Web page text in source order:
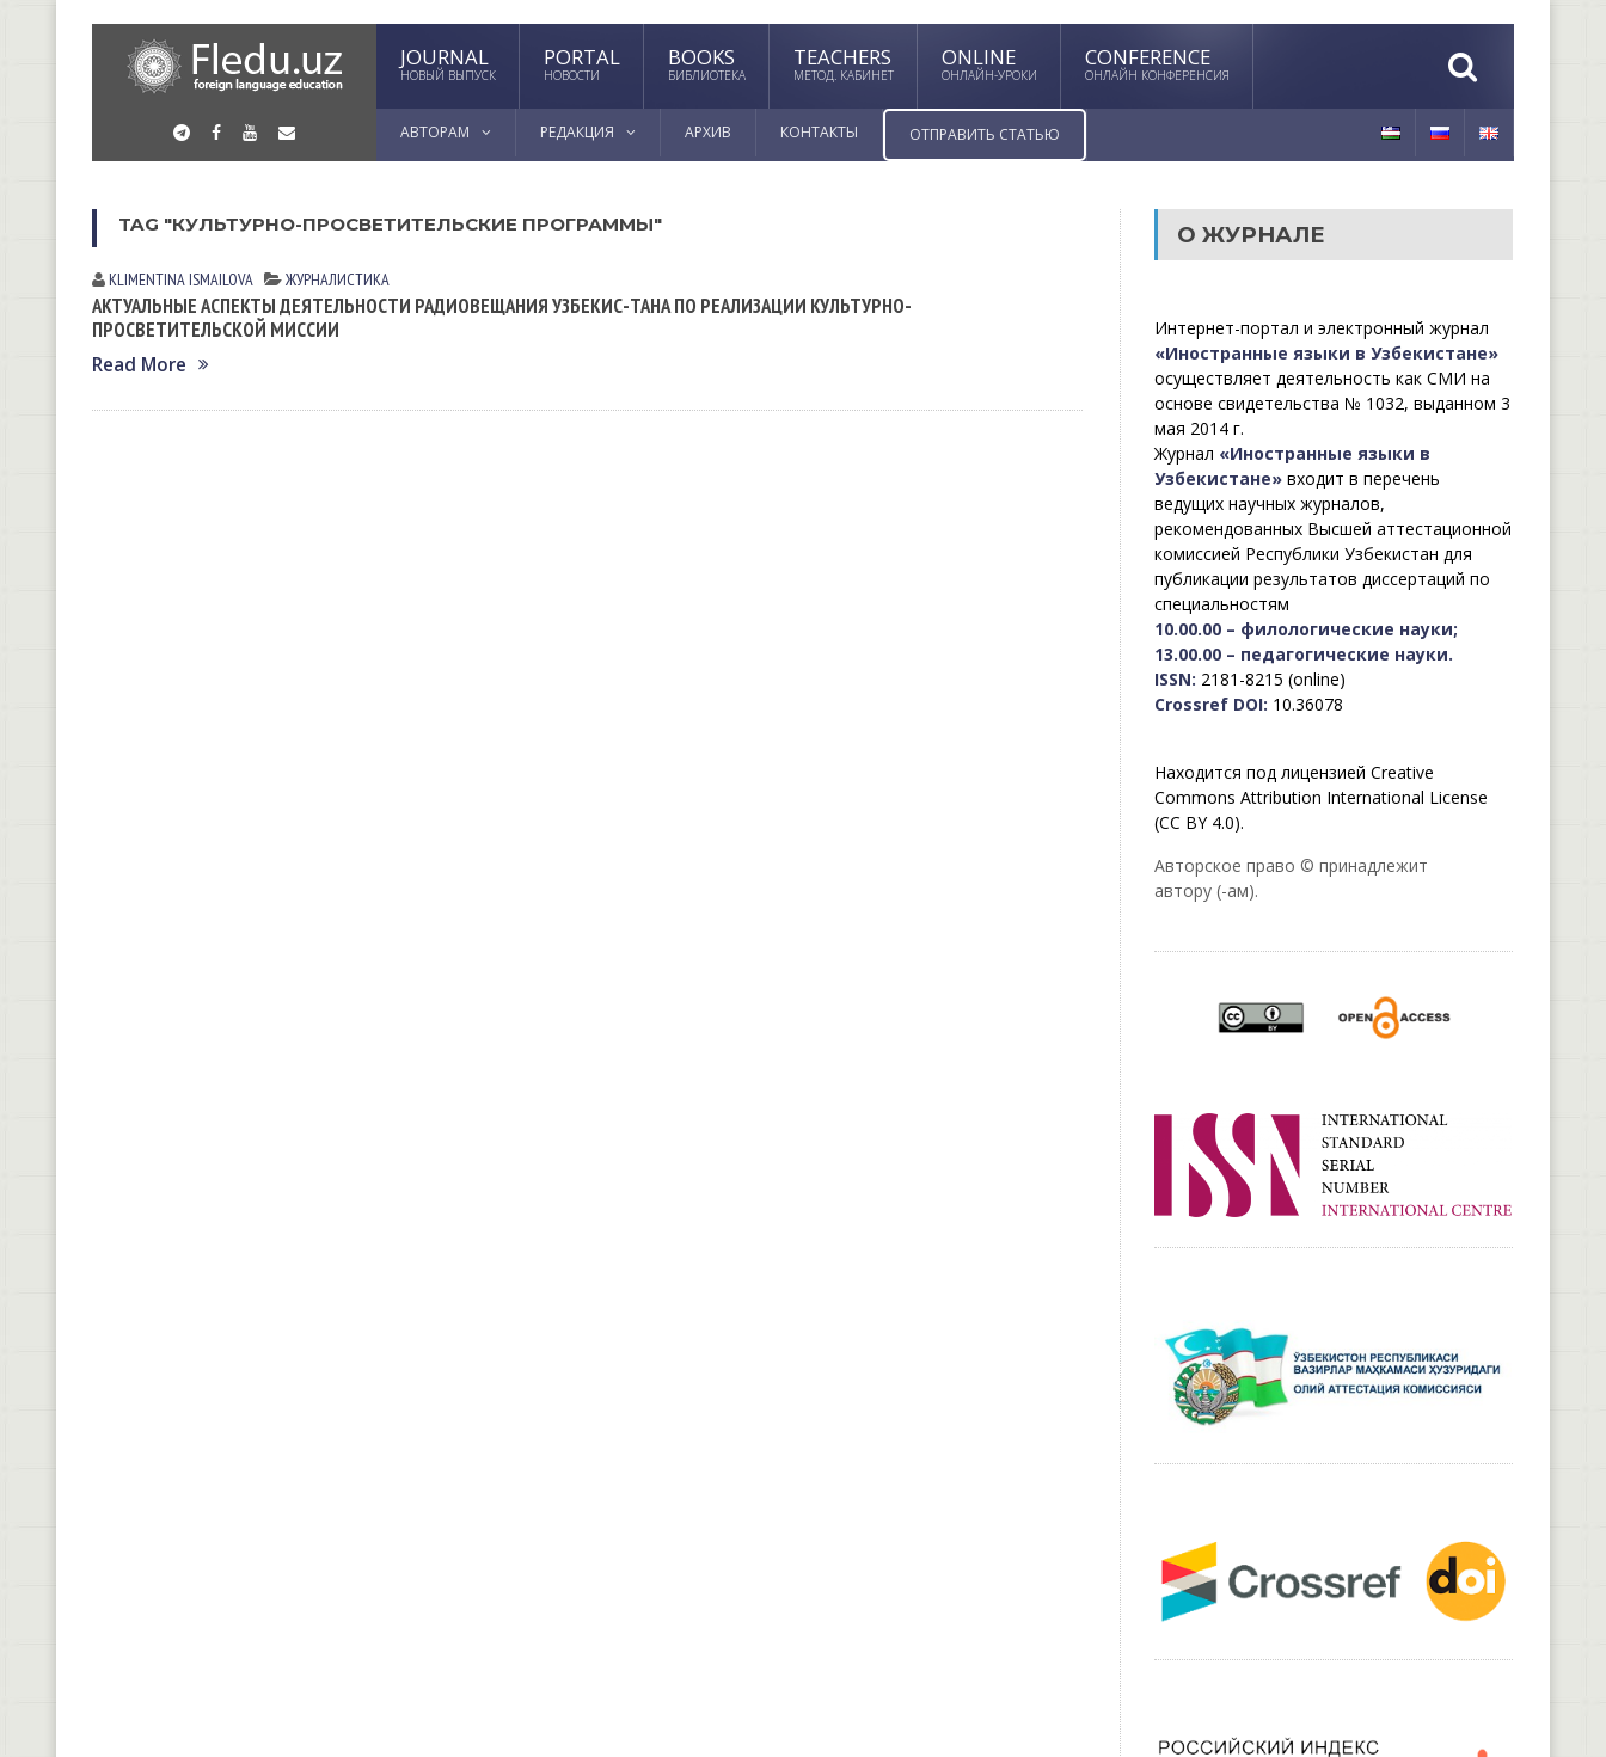
JOURNAL
НОВЫЙ ВЫПУСК
PORTAL
НОВОСТИ
BOOKS
БИБЛИОТЕКА
TEACHERS
МЕТОД. КАБИНЕТ
ONLINE
ОНЛАЙН-УРОКИ
CONFERENCE
ОНЛАЙН КОНФЕРЕНСИЯ
АВТОРАМ РЕДАКЦИЯ АРХИВ КОНТАКТЫ ОТПРАВИТЬ СТАТЬЮ
TAG "КУЛЬТУРНО-ПРОСВЕТИТЕЛЬСКИЕ ПРОГРАММЫ"
KLIMENTINA ISMАILOVА ЖУРНАЛИСТИКА
АКТУАЛЬНЫЕ АСПЕКТЫ ДЕЯТЕЛЬНОСТИ РАДИОВЕЩАНИЯ УЗБЕКИС-ТАНА ПО РЕАЛИЗАЦИИ КУЛЬТУРНО-
ПРОСВЕТИТЕЛЬСКОЙ МИССИИ
Read More
О ЖУРНАЛЕ
Интернет-портал и электронный журнал
«Иностранные языки в Узбекистане»
осуществляет деятельность как СМИ на
основе свидетельства № 1032, выданном 3
мая 2014 г.
Журнал «Иностранные языки в
Узбекистане»входит в перечень
ведущих научных журналов,
рекомендованных Высшей аттестационной
комиссией Республики Узбекистан для
публикации результатов диссертаций по
специальностям
10.00.00 – филологические науки;
13.00.00 – педагогические науки.
ISSN: 2181-8215 (online)
Crossref DOI: 10.36078
Находится под лицензией Creative
Commons Attribution International License
(CC BY 4.0).
Авторское право © принадлежит
автору (-ам).